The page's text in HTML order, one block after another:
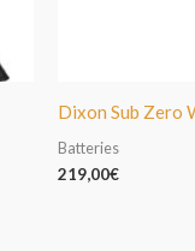
Dixon Sub Zero
Batteries
219,00€